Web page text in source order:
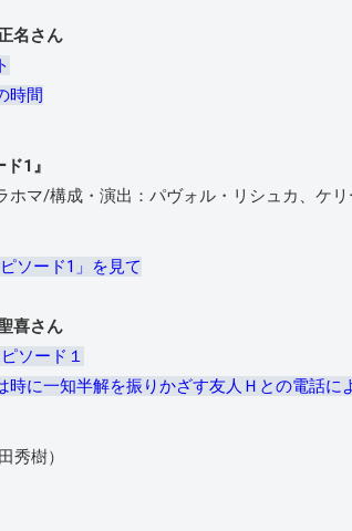
名さん
時間
1』
ホマ/構成・演出：パヴォル・リシュカ、ケリ
ソード1」を見て
喜さん
ソード１
時に一知半解を振りかざす友人Ｈとの電話に
秀樹）